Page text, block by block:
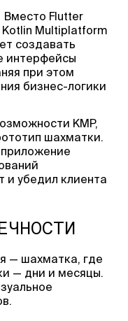
Вместо Flutter
Multiplatform
создавать
интерфейсы
при этом
бизнес-логики
KMP,
шахматки.
и убедил клиента
— шахматка, где
— дни и месяцы.